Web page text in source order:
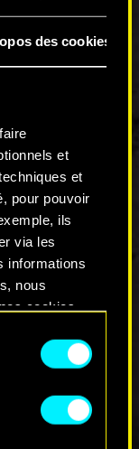
des cookies
et
et
pour pouvoir
ils
via les
informations
nous
cookies
votre
sur notre
en
est
Les
La
team est